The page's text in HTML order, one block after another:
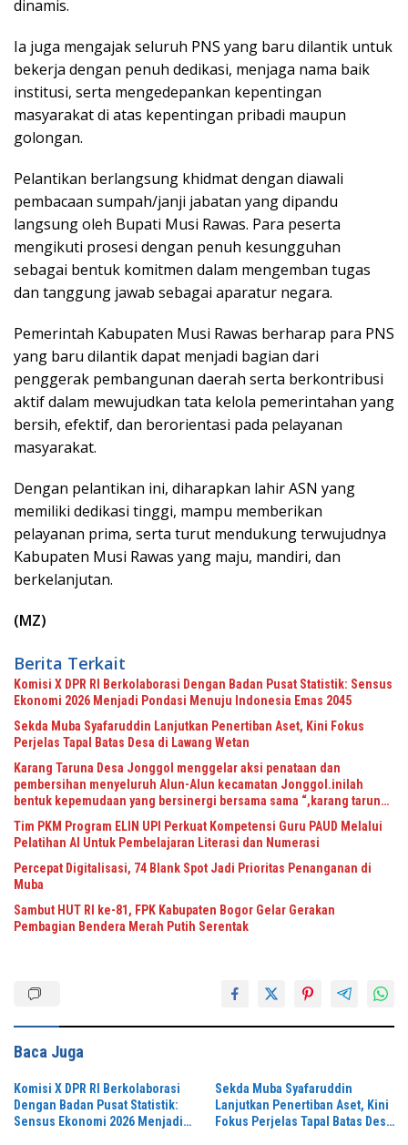
dinamis.
Ia juga mengajak seluruh PNS yang baru dilantik untuk
bekerja dengan penuh dedikasi, menjaga nama baik
institusi, serta mengedepankan kepentingan
masyarakat di atas kepentingan pribadi maupun
golongan.
Pelantikan berlangsung khidmat dengan diawali
pembacaan sumpah/janji jabatan yang dipandu
langsung oleh Bupati Musi Rawas. Para peserta
mengikuti prosesi dengan penuh kesungguhan
sebagai bentuk komitmen dalam mengemban tugas
dan tanggung jawab sebagai aparatur negara.
Pemerintah Kabupaten Musi Rawas berharap para PNS
yang baru dilantik dapat menjadi bagian dari
penggerak pembangunan daerah serta berkontribusi
aktif dalam mewujudkan tata kelola pemerintahan yang
bersih, efektif, dan berorientasi pada pelayanan
masyarakat.
Dengan pelantikan ini, diharapkan lahir ASN yang
memiliki dedikasi tinggi, mampu memberikan
pelayanan prima, serta turut mendukung terwujudnya
Kabupaten Musi Rawas yang maju, mandiri, dan
berkelanjutan.
(MZ)
Berita Terkait
Komisi X DPR RI Berkolaborasi Dengan Badan Pusat Statistik: Sensus
Ekonomi 2026 Menjadi Pondasi Menuju Indonesia Emas 2045
Sekda Muba Syafaruddin Lanjutkan Penertiban Aset, Kini Fokus
Perjelas Tapal Batas Desa di Lawang Wetan
Karang Taruna Desa Jonggol menggelar aksi penataan dan
pembersihan menyeluruh Alun-Alun kecamatan Jonggol.inilah
bentuk kepemudaan yang bersinergi bersama sama “,karang taruna
Tim PKM Program ELIN UPI Perkuat Kompetensi Guru PAUD Melalui
Pelatihan AI Untuk Pembelajaran Literasi dan Numerasi
Percepat Digitalisasi, 74 Blank Spot Jadi Prioritas Penanganan di
Muba
Sambut HUT RI ke-81, FPK Kabupaten Bogor Gelar Gerakan
Pembagian Bendera Merah Putih Serentak
Baca Juga
Komisi X DPR RI Berkolaborasi
Dengan Badan Pusat Statistik:
Sensus Ekonomi 2026 Menjadi
Sekda Muba Syafaruddin
Lanjutkan Penertiban Aset, Kini
Fokus Perjelas Tapal Batas Desa